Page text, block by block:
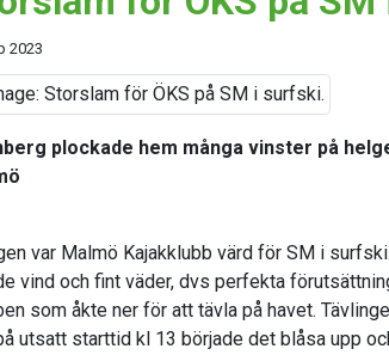
2023
plockade hem många vinster på
var Malmö Kajakklubb värd för SM i
vind och fint väder, dvs perfekta
som åkte ner för att tävla på havet.
utsatt starttid kl 13 började det blåsa upp